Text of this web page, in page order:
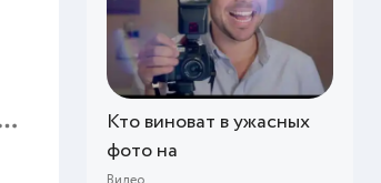
Кто виноват в ужасных
фото на